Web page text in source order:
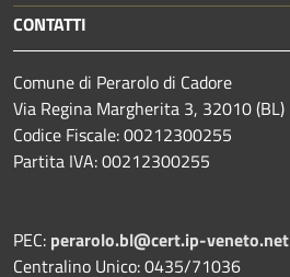
CONTATTI
Comune di Perarolo di Cadore
Via Regina Margherita 3, 32010 (BL)
Codice Fiscale: 00212300255
Partita IVA: 00212300255
PEC: perarolo.bl@cert.ip-veneto.net
Centralino Unico: 0435/71036